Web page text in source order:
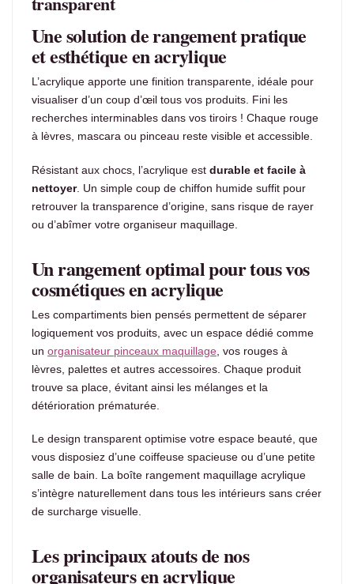
Une solution de rangement pratique
et esthétique en acrylique
L’acrylique apporte une finition transparente, idéale pour
visualiser d’un coup d’œil tous vos produits. Fini les
recherches interminables dans vos tiroirs ! Chaque rouge
à lèvres, mascara ou pinceau reste visible et accessible.
Résistant aux chocs, l’acrylique est durable et facile à
nettoyer. Un simple coup de chiffon humide suffit pour
retrouver la transparence d’origine, sans risque de rayer
ou d’abîmer votre organiseur maquillage.
Un rangement optimal pour tous vos
cosmétiques en acrylique
Les compartiments bien pensés permettent de séparer
logiquement vos produits, avec un espace dédié comme
un organisateur pinceaux maquillage , vos rouges à
lèvres, palettes et autres accessoires. Chaque produit
trouve sa place, évitant ainsi les mélanges et la
détérioration prématurée.
Le design transparent optimise votre espace beauté, que
vous disposiez d’une coiffeuse spacieuse ou d’une petite
salle de bain. La boîte rangement maquillage acrylique
s’intègre naturellement dans tous les intérieurs sans créer
de surcharge visuelle.
Les principaux atouts de nos
organisateurs en acrylique